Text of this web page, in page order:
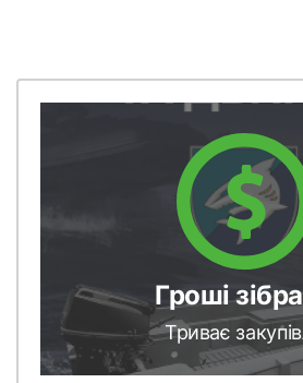
Гроші
Триває